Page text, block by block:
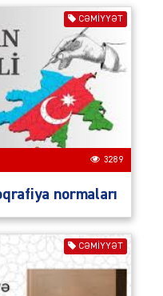
CƏMIYYƏT
3289
normaları
CƏMIYYƏT